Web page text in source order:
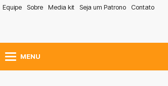
Equipe Sobre Media kit Seja um Patrono Contato
MENU